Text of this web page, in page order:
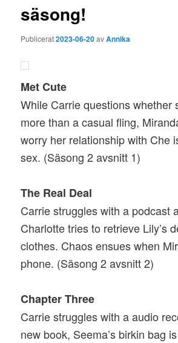
säsong!
Publicerat2023-06-20avAnnika
Met Cute
While Carrie questions whether
more than a casual fling,
worry her relationship with Che
sex. (Säsong 2 avsnitt 1)
The Real Deal
Carrie struggles with a podcast
Charlotte tries to retrieve Lily’s
clothes. Chaos ensues when
phone. (Säsong 2 avsnitt 2)
Chapter Three
Carrie struggles with a audio
new book, Seema’s birkin bag